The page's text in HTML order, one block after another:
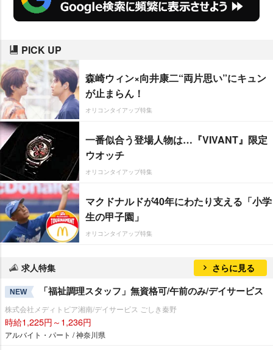
PICK UP
森崎ウィン×向井康二“両片思い”にキュン
が止まらん！
オリコンタイアップ特集
一番似合う登場人物は…『VIVANT』限定
ウオッチ
オリコンタイアップ特集
マクドナルドが40年にわたり支える「小学
生の甲子園」
オリコンタイアップ特集
求人特集 さらに見る
NEW 「福祉調理スタッフ」無資格可/午前のみ/デイサービス
株式会社メディトピア湘南/デイサービス ごしき秦野
時給1,225円～1,236円
アルバイト・パート / 神奈川県